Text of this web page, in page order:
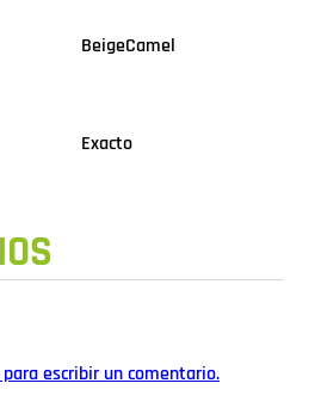
BeigeCamel
Exacto
escribir un comentario.